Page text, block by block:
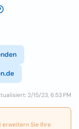
2/15/23, 6:53 PM
erweitern Sie Ihre